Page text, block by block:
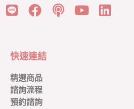
快速連結
精選商品
諮詢流程
預約諮詢